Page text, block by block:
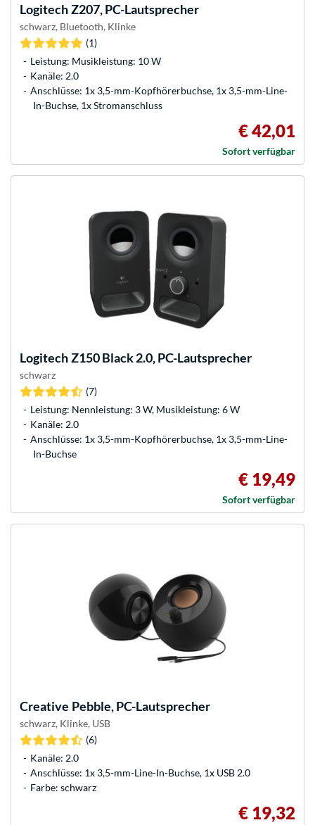
LogitechZ207, PC-Lautsprecher
schwarz, Bluetooth, Klinke
(1)
Leistung: Musikleistung: 10 W
Kanäle: 2.0
Anschlüsse: 1x 3,5-mm-Kopfhörerbuchse, 1x 3,5-mm-Line-
In-Buchse, 1x Stromanschluss
€ 42,01
Sofort verfügbar
LogitechZ150 Black 2.0, PC-Lautsprecher
schwarz
(7)
Leistung: Nennleistung: 3 W, Musikleistung: 6 W
Kanäle: 2.0
Anschlüsse: 1x 3,5-mm-Kopfhörerbuchse, 1x 3,5-mm-Line-
In-Buchse
€ 19,49
Sofort verfügbar
Creative Pebble, PC-Lautsprecher
schwarz, Klinke, USB
(6)
Kanäle: 2.0
Anschlüsse: 1x 3,5-mm-Line-In-Buchse, 1x USB 2.0
Farbe: schwarz
€ 19,32